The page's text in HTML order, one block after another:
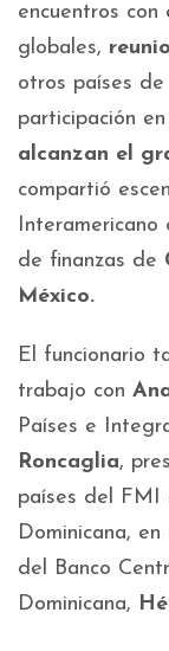
encuentros con
globales,
otros países
participación
alcanzan el
compartió
Interamericano
de finanzas de
México.
El funcionario
trabajo con
Países e
Roncaglia,
países del FMI
Dominicana,
del Banco
Dominicana,